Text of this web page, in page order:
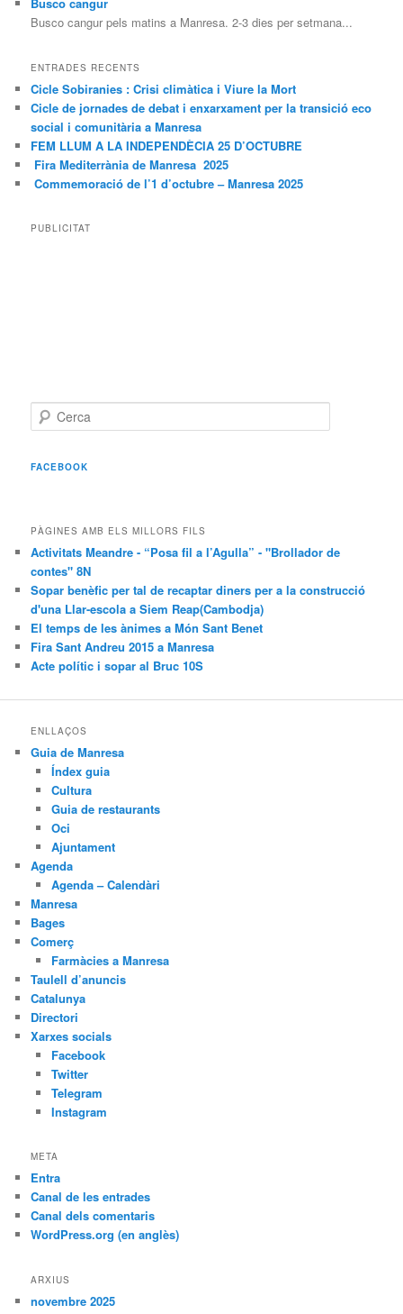
Busco cangur pels matins a Manresa. 2-3 dies per setmana...
ENTRADES RECENTS
Cicle Sobiranies : Crisi climàtica i Viure la Mort
Cicle de jornades de debat i enxarxament per la transició eco
social i comunitària a Manresa
FEM LLUM A LA INDEPENDÈCIA 25 D’OCTUBRE
Fira Mediterrània de Manresa 2025
Commemoració de l’1 d’octubre – Manresa 2025
PUBLICITAT
e
c
FACEBOOK
PÀGINES AMB ELS MILLORS FILS
Activitats Meandre - “Posa fil a l’Agulla” - "Brollador de
contes" 8N
Sopar benèfic per tal de recaptar diners per a la construcció
d'una Llar-escola a Siem Reap(Cambodja)
El temps de les ànimes a Món Sant Benet
Fira Sant Andreu 2015 a Manresa
Acte polític i sopar al Bruc 10S
ENLLAÇOS
Guia de Manresa
Índex guia
Cultura
Guia de restaurants
Oci
Ajuntament
Agenda
Agenda – Calendàri
Manresa
Bages
Comerç
Farmàcies a Manresa
Taulell d’anuncis
Catalunya
Directori
Xarxes socials
Facebook
Twitter
Telegram
Instagram
META
Entra
Canal de les entrades
Canal dels comentaris
WordPress.org (en anglès)
ARXIUS
novembre 2025